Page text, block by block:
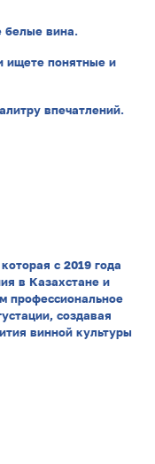
белые вина.
ищете понятные и
впечатлений.
с 2019 года
в Казахстане и
профессиональное
создавая
винной культуры